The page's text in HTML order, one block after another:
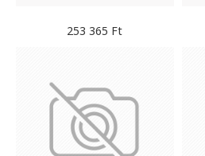
253 365 Ft